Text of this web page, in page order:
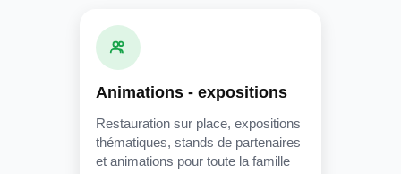
Animations - expositions
Restauration sur place, expositions
thématiques, stands de partenaires
et animations pour toute la famille